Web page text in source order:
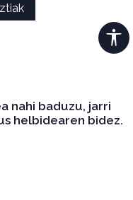
nahi baduzu, jarri
helbidearen bidez.